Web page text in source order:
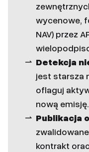
wycenowe,
NAV) przez
Detekcja
jest starsza
oflaguj
nową emisję.
Publikacja
kontrakt